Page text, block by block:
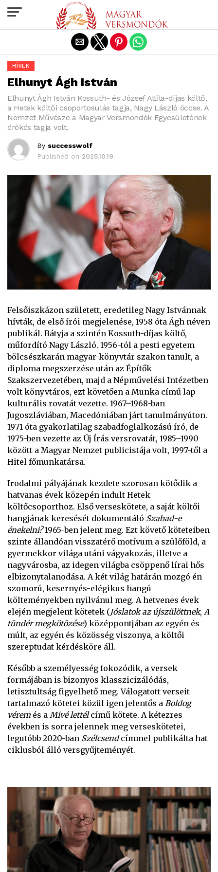
HÍREK
Elhunyt Ágh István
Elhunyt Ágh István Kossuth- és József Attila-díjas költő,
a Hetek költői csoportosulás tagja, Nagy László öccse. A
Nemzet Művésze a Magyar Versmondók Egyesületének
örökös tagja volt.
By successwolf
Published on 2025.10.19.
Felsőiszkázon született, eredetileg Nagy Istvánnak
hívták, de első írói megjelenése, 1958 óta Ágh néven
publikál. Bátyja a szintén Kossuth-díjas költő,
műfordító Nagy László. 1956-tól a pesti egyetem
bölcsészkarán magyar-könyvtár szakon tanult, a
diploma megszerzése után az Építők
Szakszervezetében, majd a Népművelési Intézetben
volt könyvtáros, ezt követően a Munka című lap
kulturális rovatát vezette. 1967–1968-ban
Jugoszláviában, Macedóniában járt tanulmányúton.
1971 óta gyakorlatilag szabadfoglalkozású író, de
1975-ben vezette az Új Írás versrovatát, 1985–1990
között a Magyar Nemzet publicistája volt, 1997-től a
Hitel főmunkatársa.
Irodalmi pályájának kezdete szorosan kötődik a
hatvanas évek közepén indult Hetek
költőcsoporthoz. Első verseskötete, a saját költői
hangjának keresését dokumentáló Szabad-e
énekelni?1965-ben jelent meg. Ezt követő köteteiben
szinte állandóan visszatérő motívum a szülőföld, a
gyermekkor világa utáni vágyakozás, illetve a
nagyvárosba, az idegen világba csöppenő lírai hős
elbizonytalanodása. A két világ határán mozgó én
szomorú, kesernyés-elégikus hangú
költeményekben nyilvánul meg. A hetvenes évek
elején megjelent kötetek (Jóslatok az újszülöttnek, A
tündér megkötözése) középpontjában az egyén és
múlt, az egyén és közösség viszonya, a költői
szereptudat kérdésköre áll.
Később a személyesség fokozódik, a versek
formájában is bizonyos klasszicizálódás,
letisztultság figyelhető meg. Válogatott verseit
tartalmazó kötetei közül igen jelentős a Boldog
vérem és a Mivé lettélcímű kötete. A kétezres
években is sorra jelennek meg verseskötetei,
legutóbb 2020-ban Szélcsendcímmel publikálta hat
ciklusból álló versgyűjteményét.
Exit mobile version